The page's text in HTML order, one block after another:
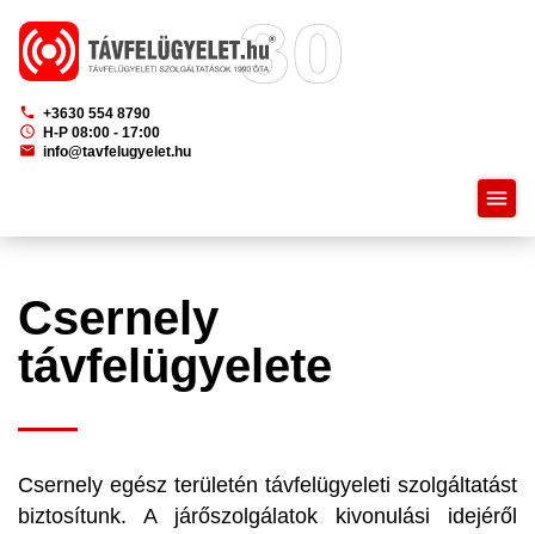
phone +3630 554 8790
schedule
H-P 08:00 - 17:00
mail info@tavfelugyelet.hu
menu
Csernely
távfelügyelete
Csernely egész területén távfelügyeleti szolgáltatást
biztosítunk. A járőszolgálatok kivonulási idejéről